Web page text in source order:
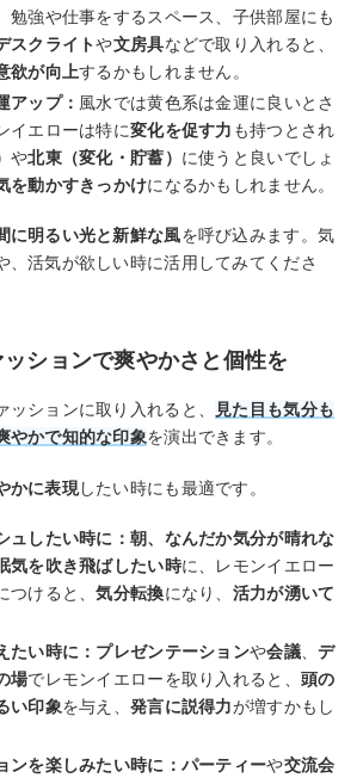
勉強や仕事をするスペース、子供部屋にも
スクライトや文房具などで取り入れると、
欲が向上するかもしれません。
アップ： 風水では黄色系は金運に良いとさ
イエローは特に変化を促す力 も持つとされ
や北東（変化・貯蓄） に使うと良いでしょ
を動かすきっかけになるかもしれません。
に明るい光と新鮮な風を呼び込みます。気
、活気が欲しい時に活用してみてくださ
ションで爽やかさと個性を
ッションに取り入れると、
見た目も気分も
やかで知的な印象を演出できます。
かに表現したい時にも最適です。
ュしたい時に： 朝、なんだか気分が晴れな
気を吹き飛ばしたい時に、レモンイエロー
つけると、気分転換になり、 活力が湧いて
たい時に： プレゼンテーションや会議、デ
場でレモンイエローを取り入れると、 頭の
い印象を与え、発言に説得力が増すかもし
ンを楽しみたい時に： パーティーや交流会